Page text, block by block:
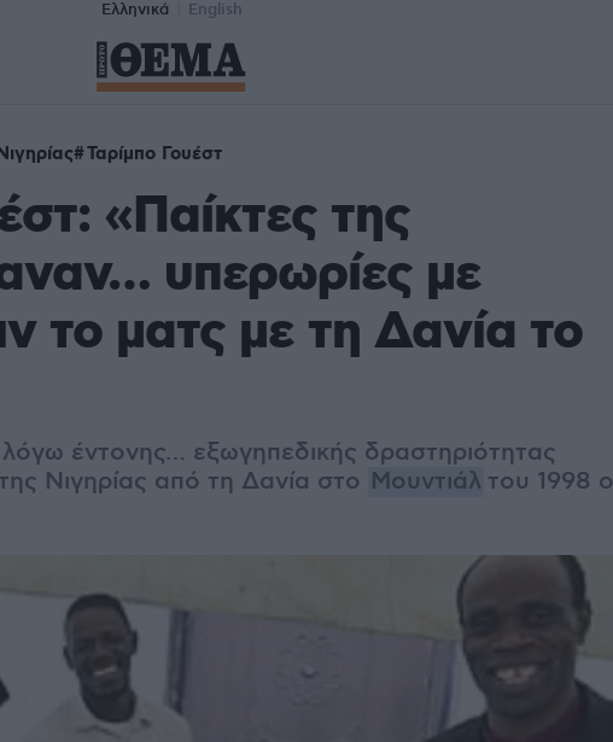
Ελληνικά English
Ταρίμπο Γουέστ
«Παίκτες της
υπερωρίες με
το ματς με τη Δανία το
έντονης… εξωγηπεδικής δραστηριότητας
Νιγηρίας από τη Δανία στο Μουντιάλ του 1998 ο